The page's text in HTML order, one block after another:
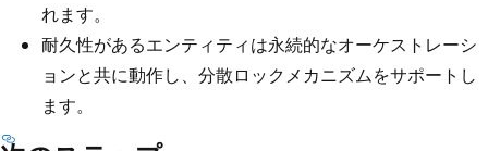
れます。
耐久性があるエンティティは永続的なオーケストレーシ
ョンと共に動作し、分散ロックメカニズムをサポートし
ます。